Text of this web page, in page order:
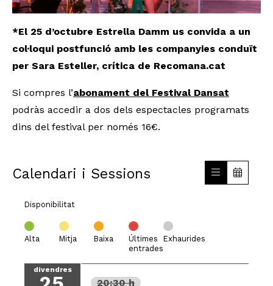
*El 25 d’octubre Estrella Damm us convida a un
col·loqui postfunció amb les companyies conduït
per Sara Esteller, crítica de Recomana.cat
Si compres l’abonament del Festival Dansat
podràs accedir a dos dels espectacles programats
dins del festival per només 16€.
Calendari i Sessions
Disponibilitat
Alta Mitja Baixa
Últimes
entrades
Exhaurides
divendres
20:30 h